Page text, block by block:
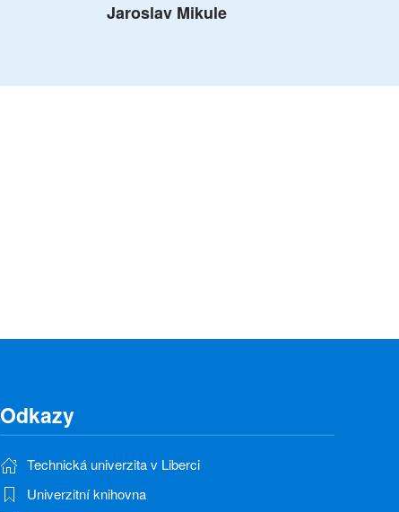
Jaroslav Mikule
Odkazy
Technická univerzita v Liberci
Univerzitní knihovna